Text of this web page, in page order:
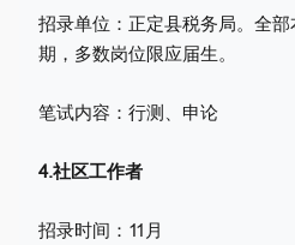
招录单位：正定县税务局。 全部
期，多数岗位限应届生。
笔试内容：行测、申论
4.社区工作者
招录时间：11月